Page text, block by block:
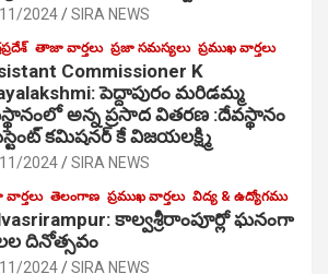
2024 SIRA NEWS
తాజా వార్తలు ప్రజా సమస్యలు ప్రముఖ వార్తలు
Commissioner K
పెద్దాపురం మరిడమ్మ
అన్న ప్రసాద వితరణ :దేవస్థానం
కమిషనర్ కే విజయలక్ష్మి
2024 SIRA NEWS
తెలంగాణ ప్రముఖ వార్తలు విద్య & ఉద్యోగము
కాల్వశ్రీరాంపూర్లో ఘనంగా
దినోత్సవం
2024 SIRA NEWS